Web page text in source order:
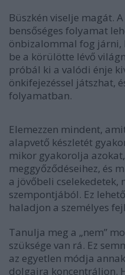
Büszkén viselje magát.
bensőséges folyamat
önbizalommal fog járni,
be a körülötte lévő
próbál ki a valódi énje
önkifejezéssel játszhat,
folyamatban.
Elemezzen mindent,
alapvető készletét
mikor gyakorolja
meggyőződéseihez, és
a jövőbeli
szempontjából. Ez
haladjon a személyes
Tanulja meg a „nem”
szüksége van rá. Ez
az egyetlen módja
dolgaira koncentráljon.